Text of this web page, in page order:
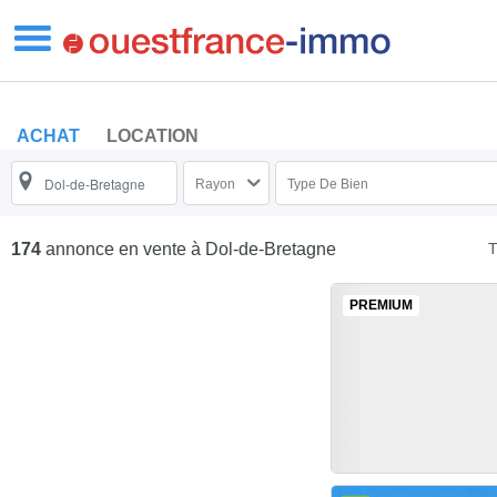
ACHAT LOCATION
Rayon Type De Bien
174 annonce en vente à Dol-de-Bretagne
PREMIUM